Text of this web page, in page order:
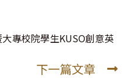
專校院學生KUSO創意英
下一篇文章